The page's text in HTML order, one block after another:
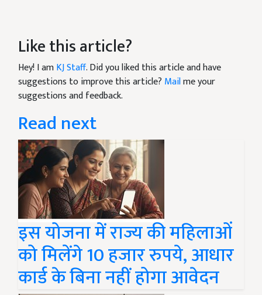
Like this article?
Hey! I amKJ Staff. Did you liked this article and have
suggestions to improve this article? Mailme your
suggestions and feedback.
Read next
इस योजना में राज्य की महिलाओं
को मिलेंगे 10 हजार रुपये, आधार
कार्ड के बिना नहीं होगा आवेदन